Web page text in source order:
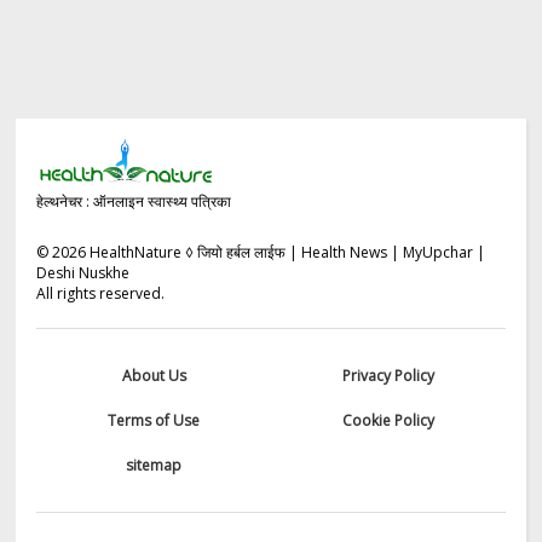
हेल्थनेचर : ऑनलाइन स्वास्थ्य पत्रिका
©2026HealthNature ◊ जियो हर्बल लाईफ | Health News | MyUpchar |
Deshi Nuskhe
All rights reserved.
About Us Privacy Policy
Terms of Use Cookie Policy
sitemap